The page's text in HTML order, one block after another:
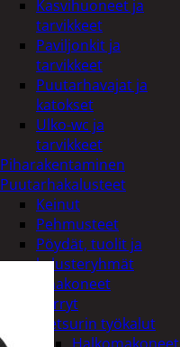
Kasvihuoneet ja
tarvikkeet
Paviljonkit ja
tarvikkeet
Puutarhavajat ja
katokset
Ulko-wc ja
tarvikkeet
Piharakentaminen
Puutarhakalusteet
Keinut
Pehmusteet
Pöydät, tuolit ja
kalusteryhmät
Puutarhakoneet
Kärryt
Metsurin työkalut